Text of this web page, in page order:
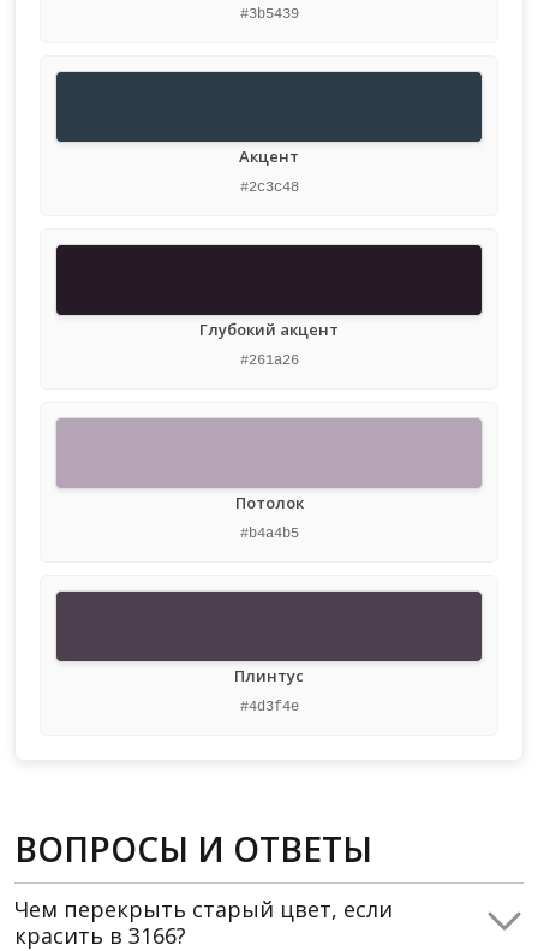
#3b5439
Акцент
#2c3c48
Глубокий акцент
#261a26
Потолок
#b4a4b5
Плинтус
#4d3f4e
ВОПРОСЫ И ОТВЕТЫ
Чем перекрыть старый цвет, если
красить в 3166?